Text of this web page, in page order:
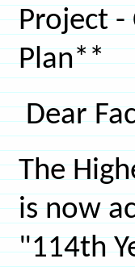
Project
Plan**
Dear
The
is now
"114th